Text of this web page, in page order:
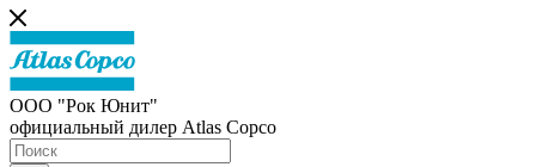
ООО "Рок Юнит"
официальный дилер Atlas Copco